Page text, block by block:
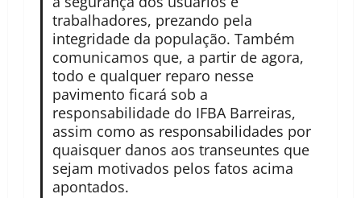
trabalhadores, prezando pela
integridade da população. Também
comunicamos que, a partir de agora,
todo e qualquer reparo nesse
pavimento ficará sob a
responsabilidade do IFBA Barreiras,
assim como as responsabilidades por
quaisquer danos aos transeuntes que
sejam motivados pelos fatos acima
apontados.